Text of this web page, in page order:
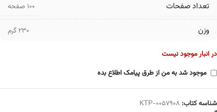
تعداد صفحات ۱۰۰ صفحه
وزن 230 گرم
در انبار موجود نیست
موجود شد به من از طرق پیامک اطلاع بده
شناسه کتاب: KTP-0057908